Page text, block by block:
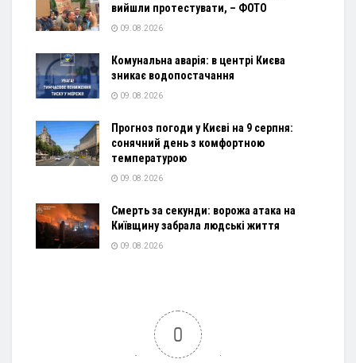
вийшли протестувати, – ФОТО
09.08.2026
Комунальна аварія: в центрі Києва
зникає водопостачання
09.08.2026
Прогноз погоди у Києві на 9 серпня:
сонячний день з комфортною
температурою
09.08.2026
Смерть за секунди: ворожа атака на
Київщину забрала людські життя
09.08.2026
0